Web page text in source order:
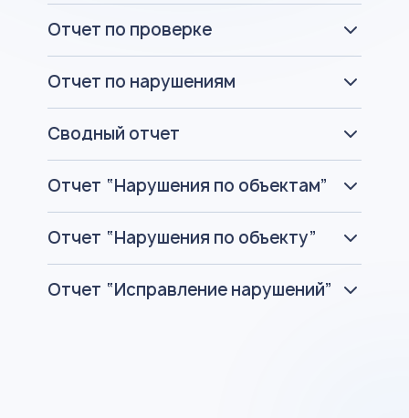
Отчет по проверке
Отчет по нарушениям
Сводный отчет
Отчет “Нарушения по объектам”
Отчет “Нарушения по объекту”
Отчет “Исправление нарушений”